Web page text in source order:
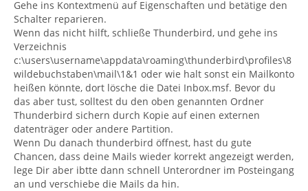
Gehe ins Kontextmenü auf Eigenschaften und betätige den
Schalter reparieren.
Wenn das nicht hilft, schließe Thunderbird, und gehe ins
Verzeichnis
c:\users\username\appdata\roaming\thunderbird\profiles\8
wildebuchstaben\mail\1&1 oder wie halt sonst ein Mailkonto
heißen könnte, dort lösche die Datei Inbox.msf. Bevor du
das aber tust, solltest du den oben genannten Ordner
Thunderbird sichern durch Kopie auf einen externen
datenträger oder andere Partition.
Wenn Du danach thunderbird öffnest, hast du gute
Chancen, dass deine Mails wieder korrekt angezeigt werden,
lege Dir aber ibtte dann schnell Unterordner im Posteingang
an und verschiebe die Mails da hin.